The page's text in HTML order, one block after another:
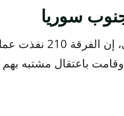
سوريا
قال المتحدث باسم الجيش الإسرائيلي،
وقامت باعتقال مشتبه